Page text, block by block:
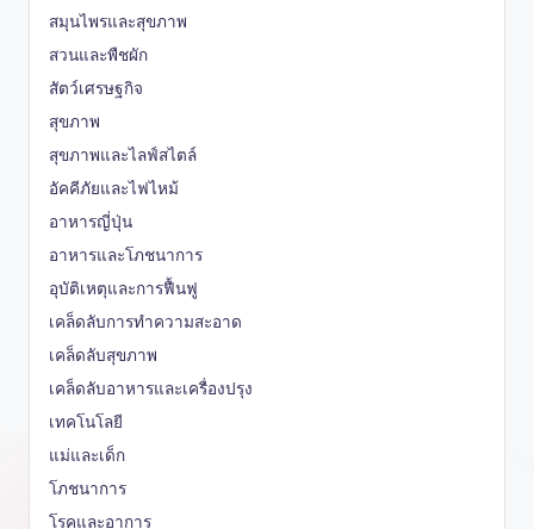
สมุนไพรและสุขภาพ
สวนและพืชผัก
สัตว์เศรษฐกิจ
สุขภาพ
สุขภาพและไลฟ์สไตล์
อัคคีภัยและไฟไหม้
อาหารญี่ปุ่น
อาหารและโภชนาการ
อุบัติเหตุและการฟื้นฟู
เคล็ดลับการทำความสะอาด
เคล็ดลับสุขภาพ
เคล็ดลับอาหารและเครื่องปรุง
เทคโนโลยี
แม่และเด็ก
โภชนาการ
โรคและอาการ